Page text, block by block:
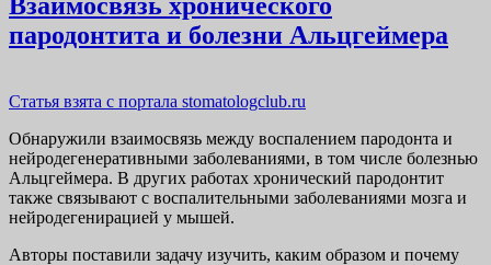
пародонтита и болезни Альцгеймера
Статья взята с портала stomatologclub.ru
Обнаружили взаимосвязь между воспалением пародонта и
нейродегенеративными заболеваниями, в том числе болезнью
Альцгеймера. В других работах хронический пародонтит
также связывают с воспалительными заболеваниями мозга и
нейродегенирацией у мышей.
Авторы поставили задачу изучить, каким образом и почему